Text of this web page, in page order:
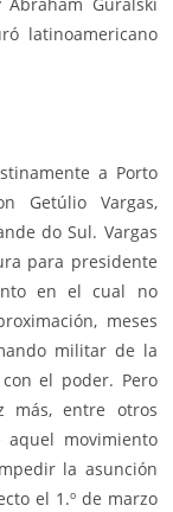
latinoamericano
a Porto
Getúlio Vargas,
do Sul. Vargas
para presidente
en el cual no
meses
militar de la
el poder. Pero
más, entre otros
movimiento
la asunción
el 1.º de marzo